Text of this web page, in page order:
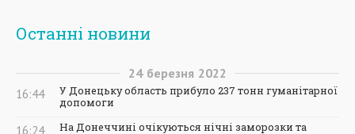
Останні новини
24 березня 2022
16:44
У Донецьку область прибуло 237 тонн гуманітарної
допомоги
16:24
На Донеччині очікуються нічні заморозки та